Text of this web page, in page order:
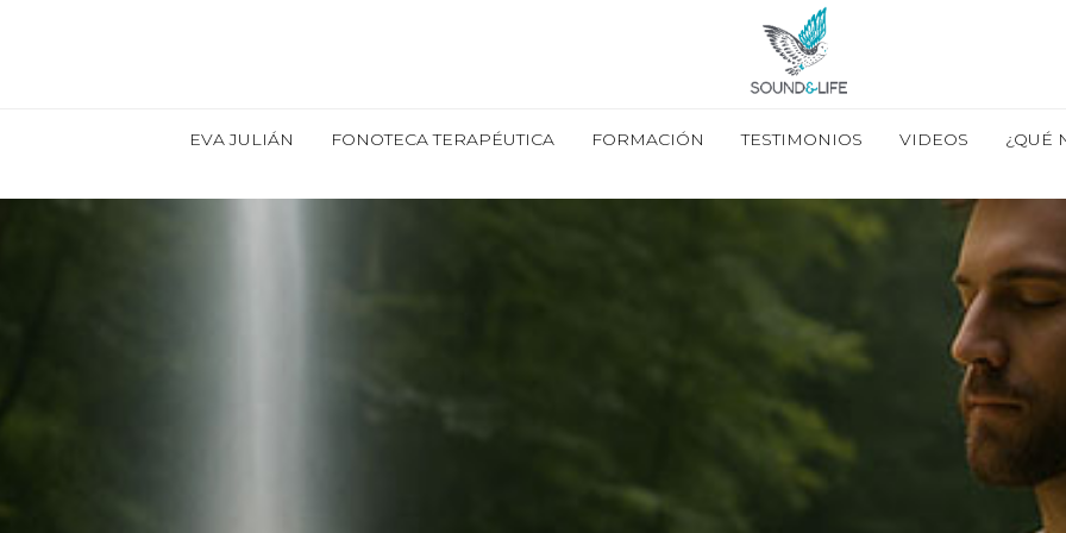
EVA JULIÁN FONOTECA TERAPÉUTICA FORMACIÓN TESTIMONIOS VIDEOS ¿QUÉ